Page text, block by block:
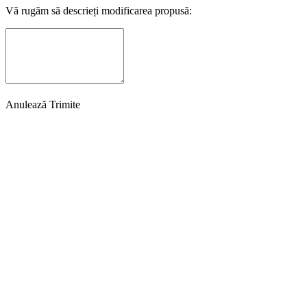
Vă rugăm să descrieți modificarea propusă:
Anulează Trimite